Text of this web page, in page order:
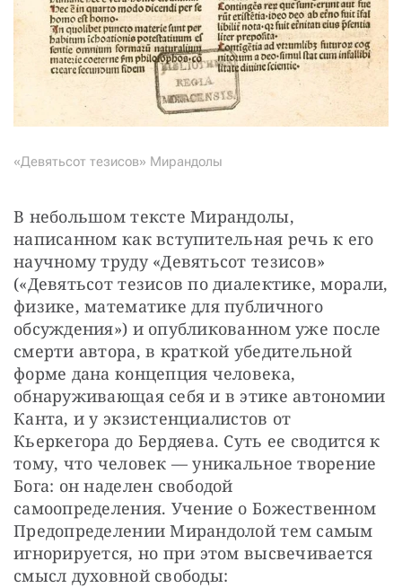
«Девятьсот тезисов» Мирандолы
В небольшом тексте Мирандолы,
написанном как вступительная речь к его
научному труду «Девятьсот тезисов»
(«Девятьсот тезисов по диалектике, морали,
физике, математике для публичного
обсуждения») и опубликованном уже после
смерти автора, в краткой убедительной
форме дана концепция человека,
обнаруживающая себя и в этике автономии
Канта, и у экзистенциалистов от
Кьеркегора до Бердяева. Суть ее сводится к
тому, что человек — уникальное творение
Бога: он наделен свободой
самоопределения. Учение о Божественном
Предопределении Мирандолой тем самым
игнорируется, но при этом высвечивается
смысл духовной свободы: